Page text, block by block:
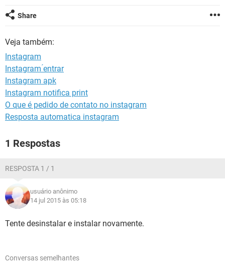
GUIA DE COMPRAS
Share
Veja também:
Instagram
Instagram ́entrar
Instagram apk
Instagram notifica print
O que é pedido de contato no instagram
Resposta automatica instagram
1 Respostas
RESPOSTA 1 / 1
usuário anônimo
14 jul 2015 às 05:18
Tente desinstalar e instalar novamente.
Conversas semelhantes